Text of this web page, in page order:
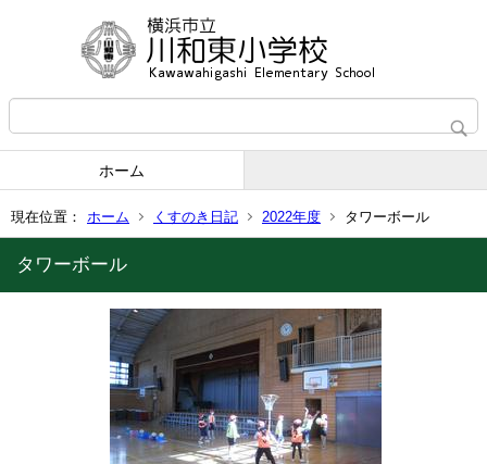
ホーム
現在位置： ホーム くすのき日記 2022年度 タワーボール
タワーボール